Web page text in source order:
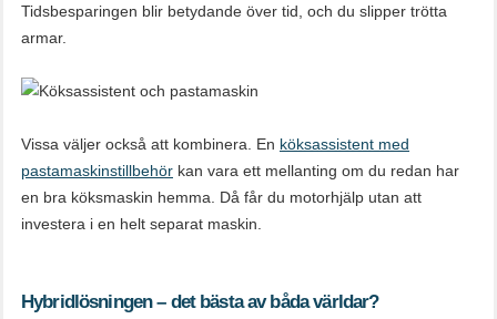
Tidsbesparingen blir betydande över tid, och du slipper trötta
armar.
Vissa väljer också att kombinera. En köksassistent med
pastamaskinstillbehör kan vara ett mellanting om du redan har
en bra köksmaskin hemma. Då får du motorhjälp utan att
investera i en helt separat maskin.
Hybridlösningen – det bästa av båda världar?